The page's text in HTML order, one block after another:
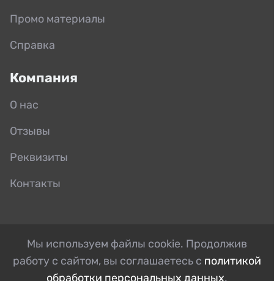
Промо материалы
Справка
Компания
О нас
Отзывы
Реквизиты
Контакты
Мы используем файлы cookie. Продолжив
работу с сайтом, вы соглашаетесь с политикой
обработки персональных данных.